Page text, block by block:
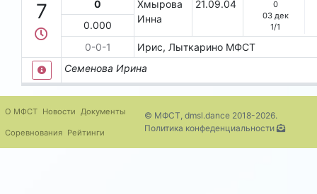
7 0
Хмырова
Инна
21.09.04
0
03 дек
1/1
0.000
0-0-1
Ирис, Лыткарино МФСТ
Семенова Ирина
О МФСТ Новости Документы
Соревнования Рейтинги
© МФСТ, dmsl.dance 2018-2026.
Политика конфеденциальности